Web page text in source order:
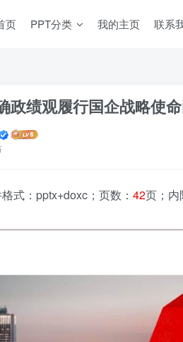
页 PPT分类 我的主页 联系
政绩观履行国企战略使
格式：pptx+doxc；页数： 42页；内